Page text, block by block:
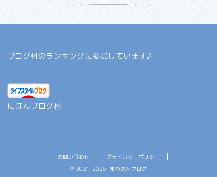
ブログ村のランキングに参加しています♪
にほんブログ村
お問い合わせ
プライバシーポリシー
2021–2026 まりおんブログ